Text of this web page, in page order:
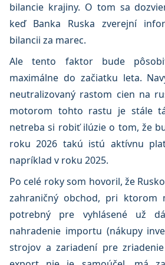
bilancie krajiny. O tom sa
keď Banka Ruska zverejní
bilancii za marec.
Ale tento faktor bude
maximálne do začiatku leta.
neutralizovaný rastom cien na
motorom tohto rastu je stále
netreba si robiť ilúzie o tom, že
roku 2026 takú istú aktívnu
napríklad v roku 2025.
Po celé roky som hovoril, že
zahraničný obchod, pri ktorom
potrebný pre vyhlásené už
nahradenie importu (nákupy
strojov a zariadení pre